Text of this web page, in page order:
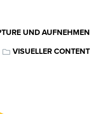
UND AUFNEHMEN
VISUELLER CONTENT